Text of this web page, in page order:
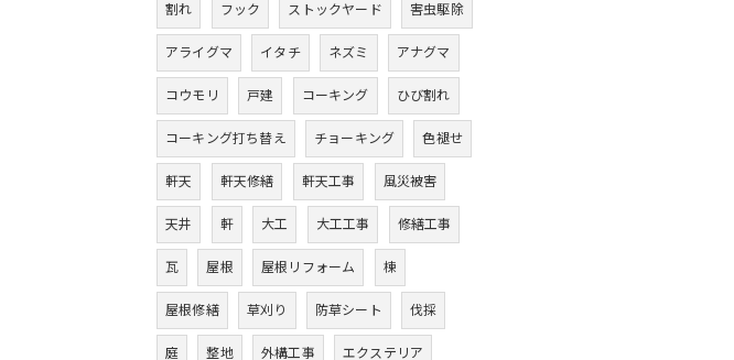
割れ フック ストックヤード 害虫駆除
アライグマ イタチ ネズミ アナグマ
コウモリ 戸建 コーキング ひび割れ
コーキング打ち替え チョーキング 色褪せ
軒天 軒天修繕 軒天工事 風災被害
天井 軒 大工 大工工事 修繕工事
瓦 屋根 屋根リフォーム 棟
屋根修繕 草刈り 防草シート 伐採
庭 整地 外構工事 エクステリア